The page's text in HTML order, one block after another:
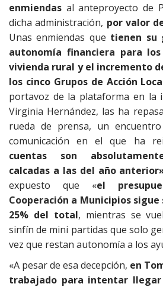
enmiendas al anteproyecto de
dicha administración, por valor
Unas enmiendas que tienen su
autonomía financiera para
vivienda rural y el incremento
los cinco Grupos de Acción
portavoz de la plataforma en la
Virginia Hernández, las ha
rueda de prensa, un
comunicación en el que ha
cuentas son
calcadas a las del año
expuesto que «el
Cooperación a Municipios sigue
25% del total, mientras se
sinfín de mini partidas que solo
vez que restan autonomía a los
«A pesar de esa decepción, en
trabajado para intentar llegar